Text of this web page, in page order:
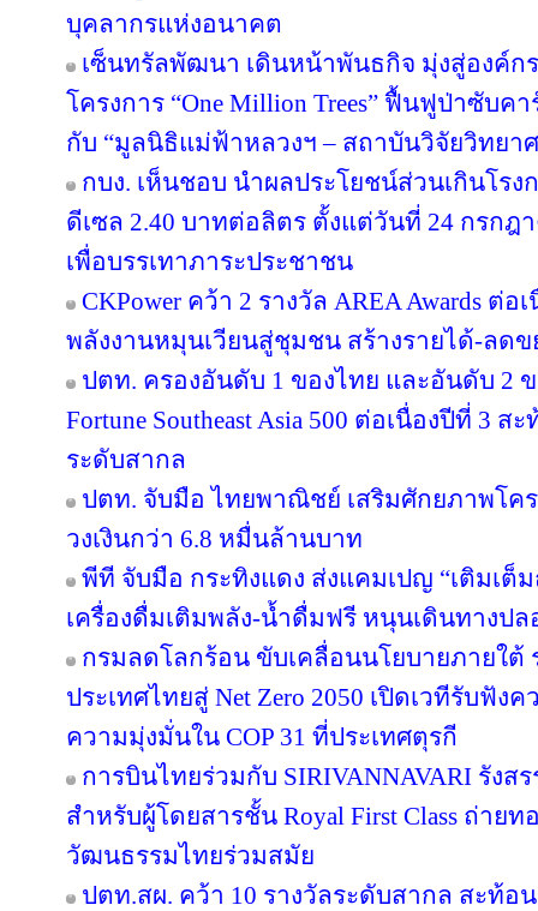
บุคลากรแห่งอนาคต
เซ็นทรัลพัฒนา เดินหน้าพันธกิจ มุ่งสู่องค์กร
โครงการ “One Million Trees” ฟื้นฟูป่าซับค
กับ “มูลนิธิแม่ฟ้าหลวงฯ – สถาบันวิจัยวิทยา
กบง. เห็นชอบ นำผลประโยชน์ส่วนเกินโร
ดีเซล 2.40 บาทต่อลิตร ตั้งแต่วันที่ 24 กรกฎ
เพื่อบรรเทาภาระประชาชน
CKPower คว้า 2 รางวัล AREA Awards ต่
พลังงานหมุนเวียนสู่ชุมชน สร้างรายได้-ลดข
ปตท. ครองอันดับ 1 ของไทย และอันดับ 2
Fortune Southeast Asia 500 ต่อเนื่องปีที่ 3
ระดับสากล
ปตท. จับมือ ไทยพาณิชย์ เสริมศักยภาพโค
วงเงินกว่า 6.8 หมื่นล้านบาท
พีที จับมือ กระทิงแดง ส่งแคมเปญ “เติมเต็
เครื่องดื่มเติมพลัง-น้ำดื่มฟรี หนุนเดินทางป
กรมลดโลกร้อน ขับเคลื่อนนโยบายภายใต้
ประเทศไทยสู่ Net Zero 2050 เปิดเวทีรับฟั
ความมุ่งมั่นใน COP 31 ที่ประเทศตุรกี
การบินไทยร่วมกับ SIRIVANNAVARI รังส
สำหรับผู้โดยสารชั้น Royal First Class ถ่าย
วัฒนธรรมไทยร่วมสมัย
ปตท.สผ. คว้า 10 รางวัลระดับสากล สะท้อ